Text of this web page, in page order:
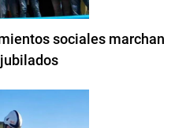
sociales marchan